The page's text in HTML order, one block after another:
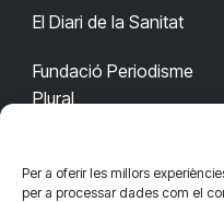
Per a oferir les millors
per a processar dades com el
El Diari de la Sanitat
Fundació Periodisme
Plural
CONTACTA'NS